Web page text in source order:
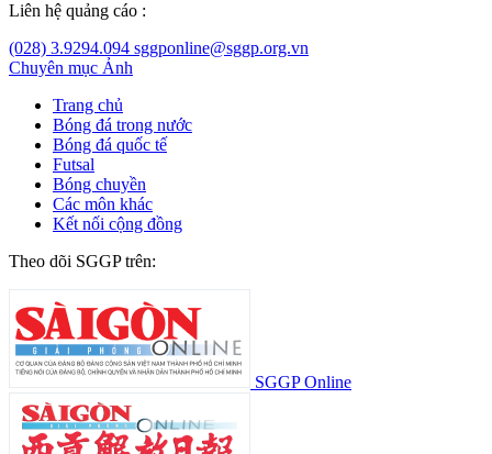
Liên hệ quảng cáo :
(028) 3.9294.094 sggponline@sggp.org.vn
Chuyên mục Ảnh
Trang chủ
Bóng đá trong nước
Bóng đá quốc tế
Futsal
Bóng chuyền
Các môn khác
Kết nối cộng đồng
Theo dõi SGGP trên:
SGGP Online